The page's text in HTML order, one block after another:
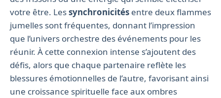
votre être. Lessynchronicités entre deux flammes
jumelles sont fréquentes, donnant l’impression
que l’univers orchestre des événements pour les
réunir. À cette connexion intense s’ajoutent des
défis, alors que chaque partenaire reflète les
blessures émotionnelles de l’autre, favorisant ainsi
une croissance spirituelle face aux ombres